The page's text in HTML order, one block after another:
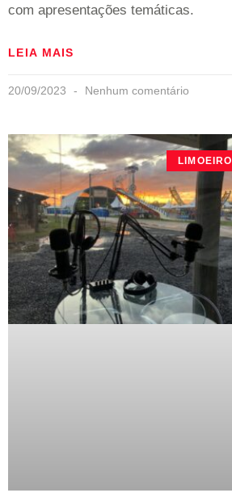
com apresentações temáticas.
LEIA MAIS
20/09/2023 Nenhum comentário
LIMOEIRO